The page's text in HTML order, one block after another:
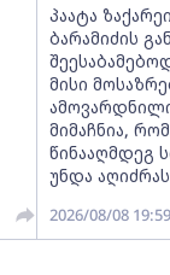
პაატა
ბარამიძის
მისი
მიმაჩნია,
წინააღმდეგ
უნდა აღიძრას
2026/08/08 19:59